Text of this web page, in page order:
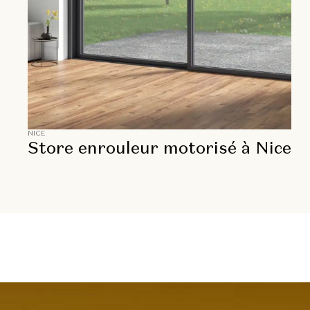
NICE
Store enrouleur motorisé à Nice